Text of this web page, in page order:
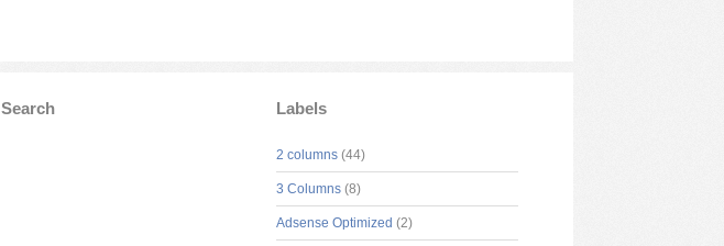
Search Labels
2 columns (44)
3 Columns (8)
Adsense Optimized (2)